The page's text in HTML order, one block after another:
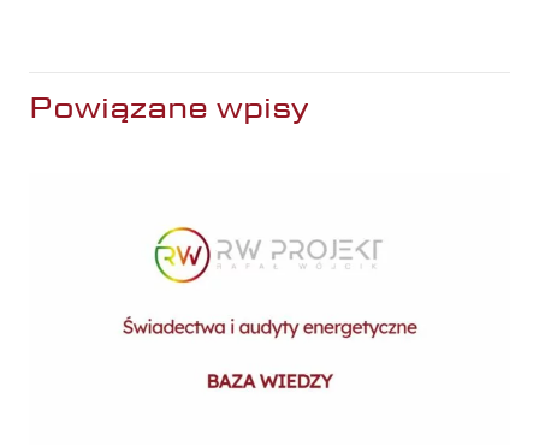
Powiązane wpisy